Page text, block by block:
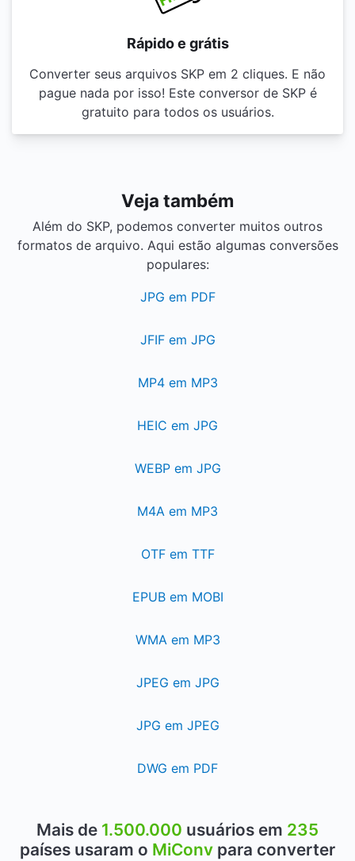
Rápido e grátis
Converter seus arquivos SKP em 2 cliques. E não
pague nada por isso! Este conversor de SKP é
gratuito para todos os usuários.
Veja também
Além do SKP, podemos converter muitos outros
formatos de arquivo. Aqui estão algumas conversões
populares:
JPG em PDF
JFIF em JPG
MP4 em MP3
HEIC em JPG
WEBP em JPG
M4A em MP3
OTF em TTF
EPUB em MOBI
WMA em MP3
JPEG em JPG
JPG em JPEG
DWG em PDF
Mais de 1.500.000 usuários em 235
países usaram o MiConv para converter